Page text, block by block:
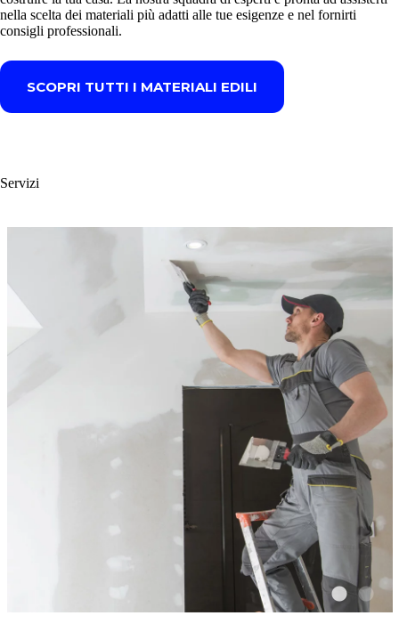
nella scelta dei materiali più adatti alle tue esigenze e nel fornirti
consigli professionali.
SCOPRI TUTTI I MATERIALI EDILI
Servizi